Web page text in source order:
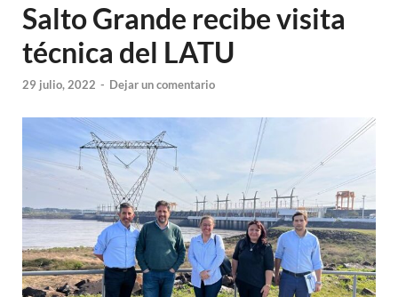
Salto Grande recibe visita
técnica del LATU
29 julio, 2022 - Dejar un comentario